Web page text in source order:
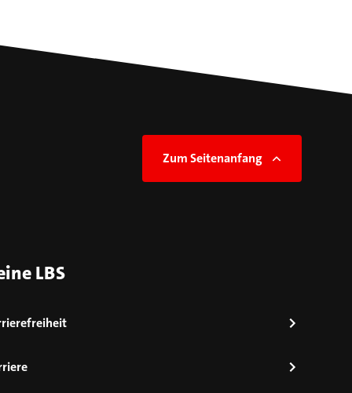
Zum Seitenanfang
LBS